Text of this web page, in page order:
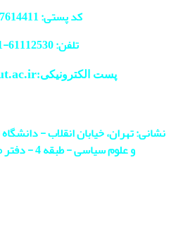
کد پستی: 1417614411
تلفن: 61112530-
پست الکترونیکی:lawmag
نشانی: تهران، خیابان انقلاب -
و علوم سیاسی - طبقه 4 - دفتر مجله - اتاق 413